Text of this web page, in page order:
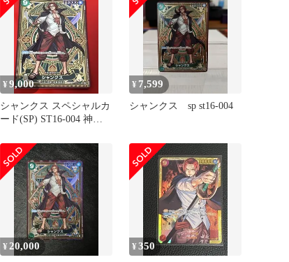
¥9,000
シャンクス スペシャルカ
ード(SP) ST16-004 神速
¥ 7,599
シャンクス sp st16-004
¥ 20,000 ¥350